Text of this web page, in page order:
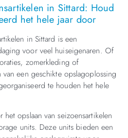
in Sittard: Houd
het hele jaar door
in Sittard is een
voor veel huiseigenaren. Of
zomerkleding of
een geschikte opslagoplossing
te houden het hele
opslaan van seizoensartikelen
units. Deze units bieden een